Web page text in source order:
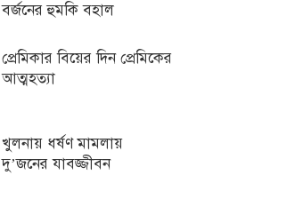
বর্জনের হুমকি বহাল
প্রেমিকার বিয়ের দিন প্রেমিকের
আত্মহত্যা
খুলনায় ধর্ষণ মামলায়
দু’জনের যাবজ্জীবন